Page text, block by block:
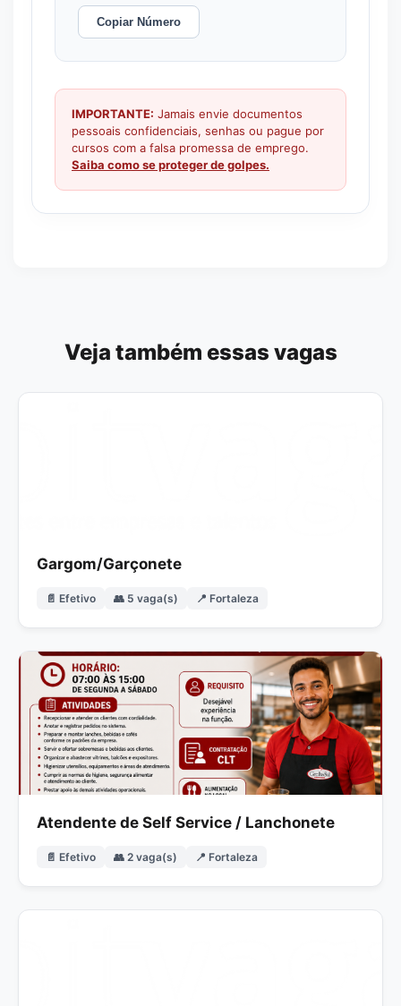
Copiar Número
IMPORTANTE: Jamais envie documentos
pessoais confidenciais, senhas ou pague por
cursos com a falsa promessa de emprego.
Saiba como se proteger de golpes.
Veja também essas vagas
Gargom/Garçonete
📄 Efetivo 👥 5 vaga(s) 📍 Fortaleza
Atendente de Self Service / Lanchonete
📄 Efetivo 👥 2 vaga(s) 📍 Fortaleza